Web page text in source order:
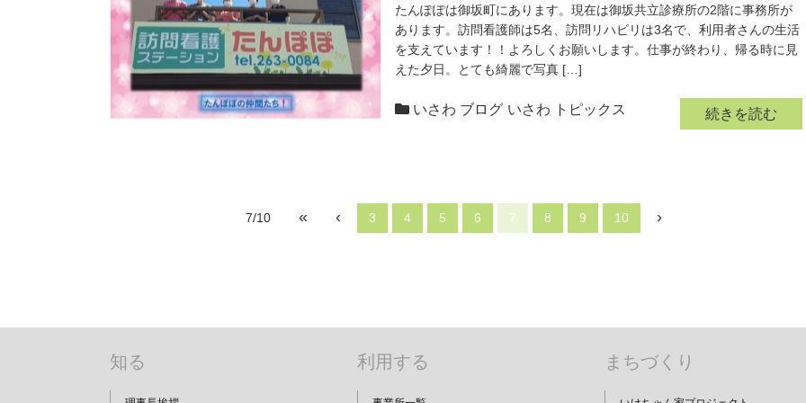
たんぽぽは御坂町にあります。現在は御坂共立診療所の2階に事務所が
あります。訪問看護師は5名、訪問リハビリは3名で、利用者さんの生活
を支えています！！よろしくお願いします。仕事が終わり、帰る時に見
えた夕日。とても綺麗で写真 […]
いさわ ブログ いさわ トピックス 続きを読む
7/10 « ‹ 3 4 5 6 7 8 9 10 ›
知る 利用する まちづくり